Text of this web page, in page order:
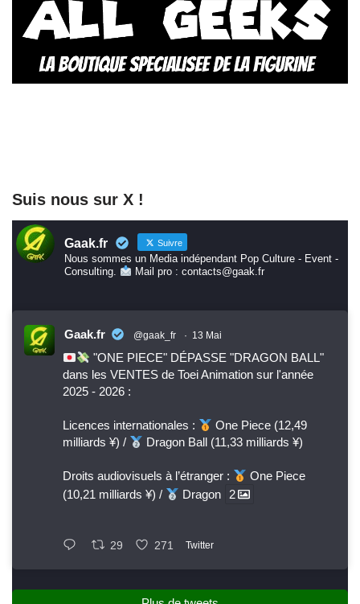
Suis nous sur X !
Gaak.fr Suivre
Nous sommes un Media indépendant Pop Culture - Event -
Consulting.
Mail pro : contacts@gaak.fr
Gaak.fr @gaak_fr · 13 Mai
"ONE PIECE" DÉPASSE "DRAGON BALL"
dans les VENTES de Toei Animation sur l'année
2025 - 2026 :
Licences internationales :
One Piece (12,49
milliards ¥) /
Dragon Ball (11,33 milliards ¥)
Droits audiovisuels à l’étranger :
One Piece
(10,21 milliards ¥) /
Dragon 2
29 271 Twitter